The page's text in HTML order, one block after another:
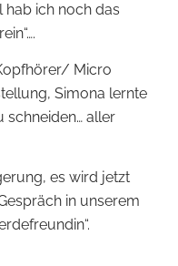
hab ich noch das
Micro
Simona lernte
schneiden… aller
es wird jetzt
in unserem